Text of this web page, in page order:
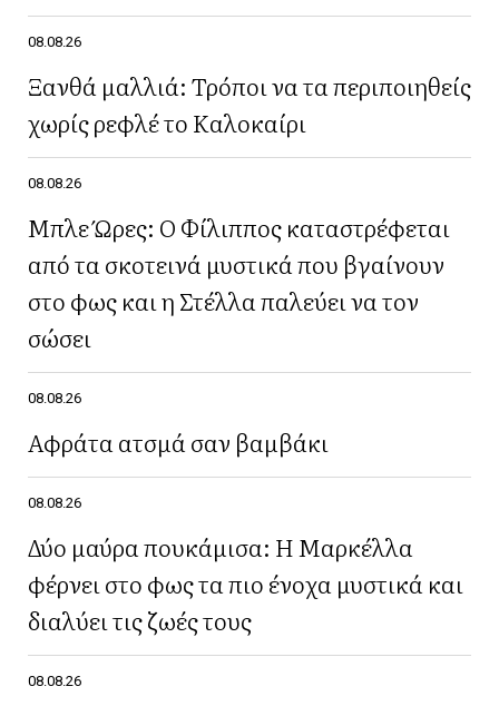
08.08.26
Ξανθά μαλλιά: Τρόποι να τα περιποιηθείς
χωρίς ρεφλέ το Καλοκαίρι
08.08.26
Μπλε Ώρες: Ο Φίλιππος καταστρέφεται
από τα σκοτεινά μυστικά που βγαίνουν
στο φως και η Στέλλα παλεύει να τον
σώσει
08.08.26
Αφράτα ατσμά σαν βαμβάκι
08.08.26
Δύο μαύρα πουκάμισα: Η Μαρκέλλα
φέρνει στο φως τα πιο ένοχα μυστικά και
διαλύει τις ζωές τους
08.08.26